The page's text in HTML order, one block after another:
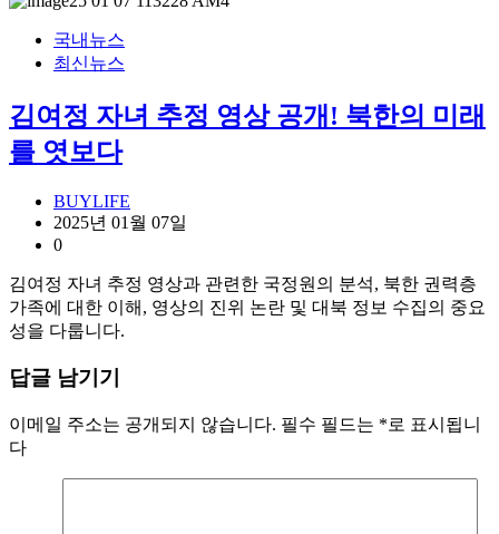
국내뉴스
최신뉴스
김여정 자녀 추정 영상 공개! 북한의 미래
를 엿보다
BUYLIFE
2025년 01월 07일
0
김여정 자녀 추정 영상과 관련한 국정원의 분석, 북한 권력층
가족에 대한 이해, 영상의 진위 논란 및 대북 정보 수집의 중요
성을 다룹니다.
답글 남기기
이메일 주소는 공개되지 않습니다. 필수 필드는 *로 표시됩니
다